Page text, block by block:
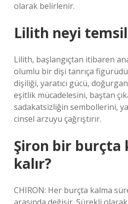
olarak belirlenir.
Lilith neyi
Lilith, başlangıçtan itibaren
olumlu bir dişi tanrıça
dişiliği, yaratıcı gücü,
eşitlik mücadelesini, baştan
sadakatsizliğin sembollerini,
cinsel arzuyu çağrıştırır.
Şiron bir burçta
kalır?
CHIRON: Her burçta kalma